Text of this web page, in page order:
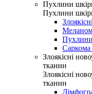
Пухлини
Пухлини
Злоякісні
тканин
Злоякісні
тканин